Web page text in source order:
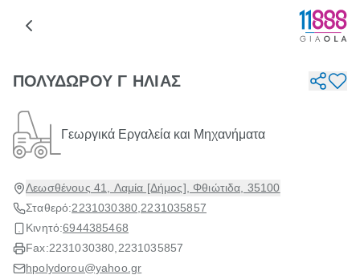
ΠΟΛΥΔΩΡΟΥ Γ ΗΛΙΑΣ
Γεωργικά Εργαλεία και Μηχανήματα
Λεωσθένους 41, Λαμία [Δήμος], Φθιώτιδα, 35100
Σταθερό:2231030380 2231035857
Κινητό:6944385468
Fax:2231030380 2231035857
hpolydorou@yahoo.gr